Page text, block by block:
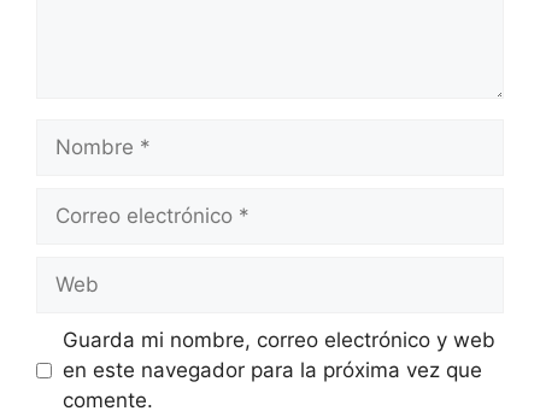
electrónico
Guarda mi nombre, correo electrónico y web
en este navegador para la próxima vez que
comente.